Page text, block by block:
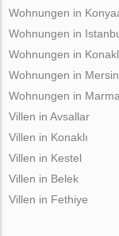
Wohnungen in
Wohnungen in
Wohnungen in
Wohnungen in Mersin
Wohnungen in
Villen in Avsallar
Villen in Konaklı
Villen in Kestel
Villen in Belek
Villen in Fethiye